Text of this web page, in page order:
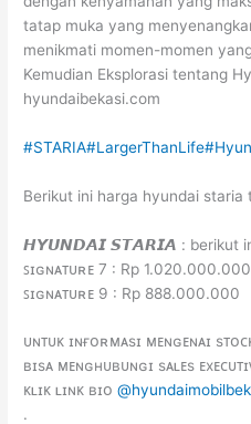
tatap muka yang
menikmati momen-momen
Kemudian Eksplorasi tentang
hyundaibekasi.com
#STARIA#LargerThanLife
Berikut ini harga hyundai staria
𝙃𝙔𝙐𝙉𝘿𝘼𝙄 𝙎𝙏𝘼𝙍𝙄𝘼 : berikut
ꜱɪɢɴᴀᴛᴜʀᴇ 7 : Rp 1.020.000.000
ꜱɪɢɴᴀᴛᴜʀᴇ 9 : Rp 888.000.000
ᴜɴᴛᴜᴋ ɪɴғᴏʀᴍᴀsɪ ᴍᴇɴɢᴇɴᴀɪ
ʙɪsᴀ ᴍᴇɴɢʜᴜʙᴜɴɢɪ sᴀʟᴇs
ᴋʟɪᴋ ʟɪɴᴋ ʙɪᴏ
.